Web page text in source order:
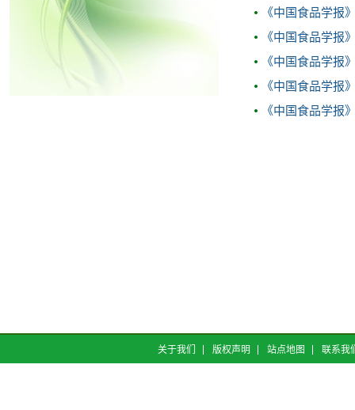
《中国食品学报
《中国食品学报
《中国食品学报
《中国食品学报
《中国食品学报
关于我们 版权声明 站点地图 联系我